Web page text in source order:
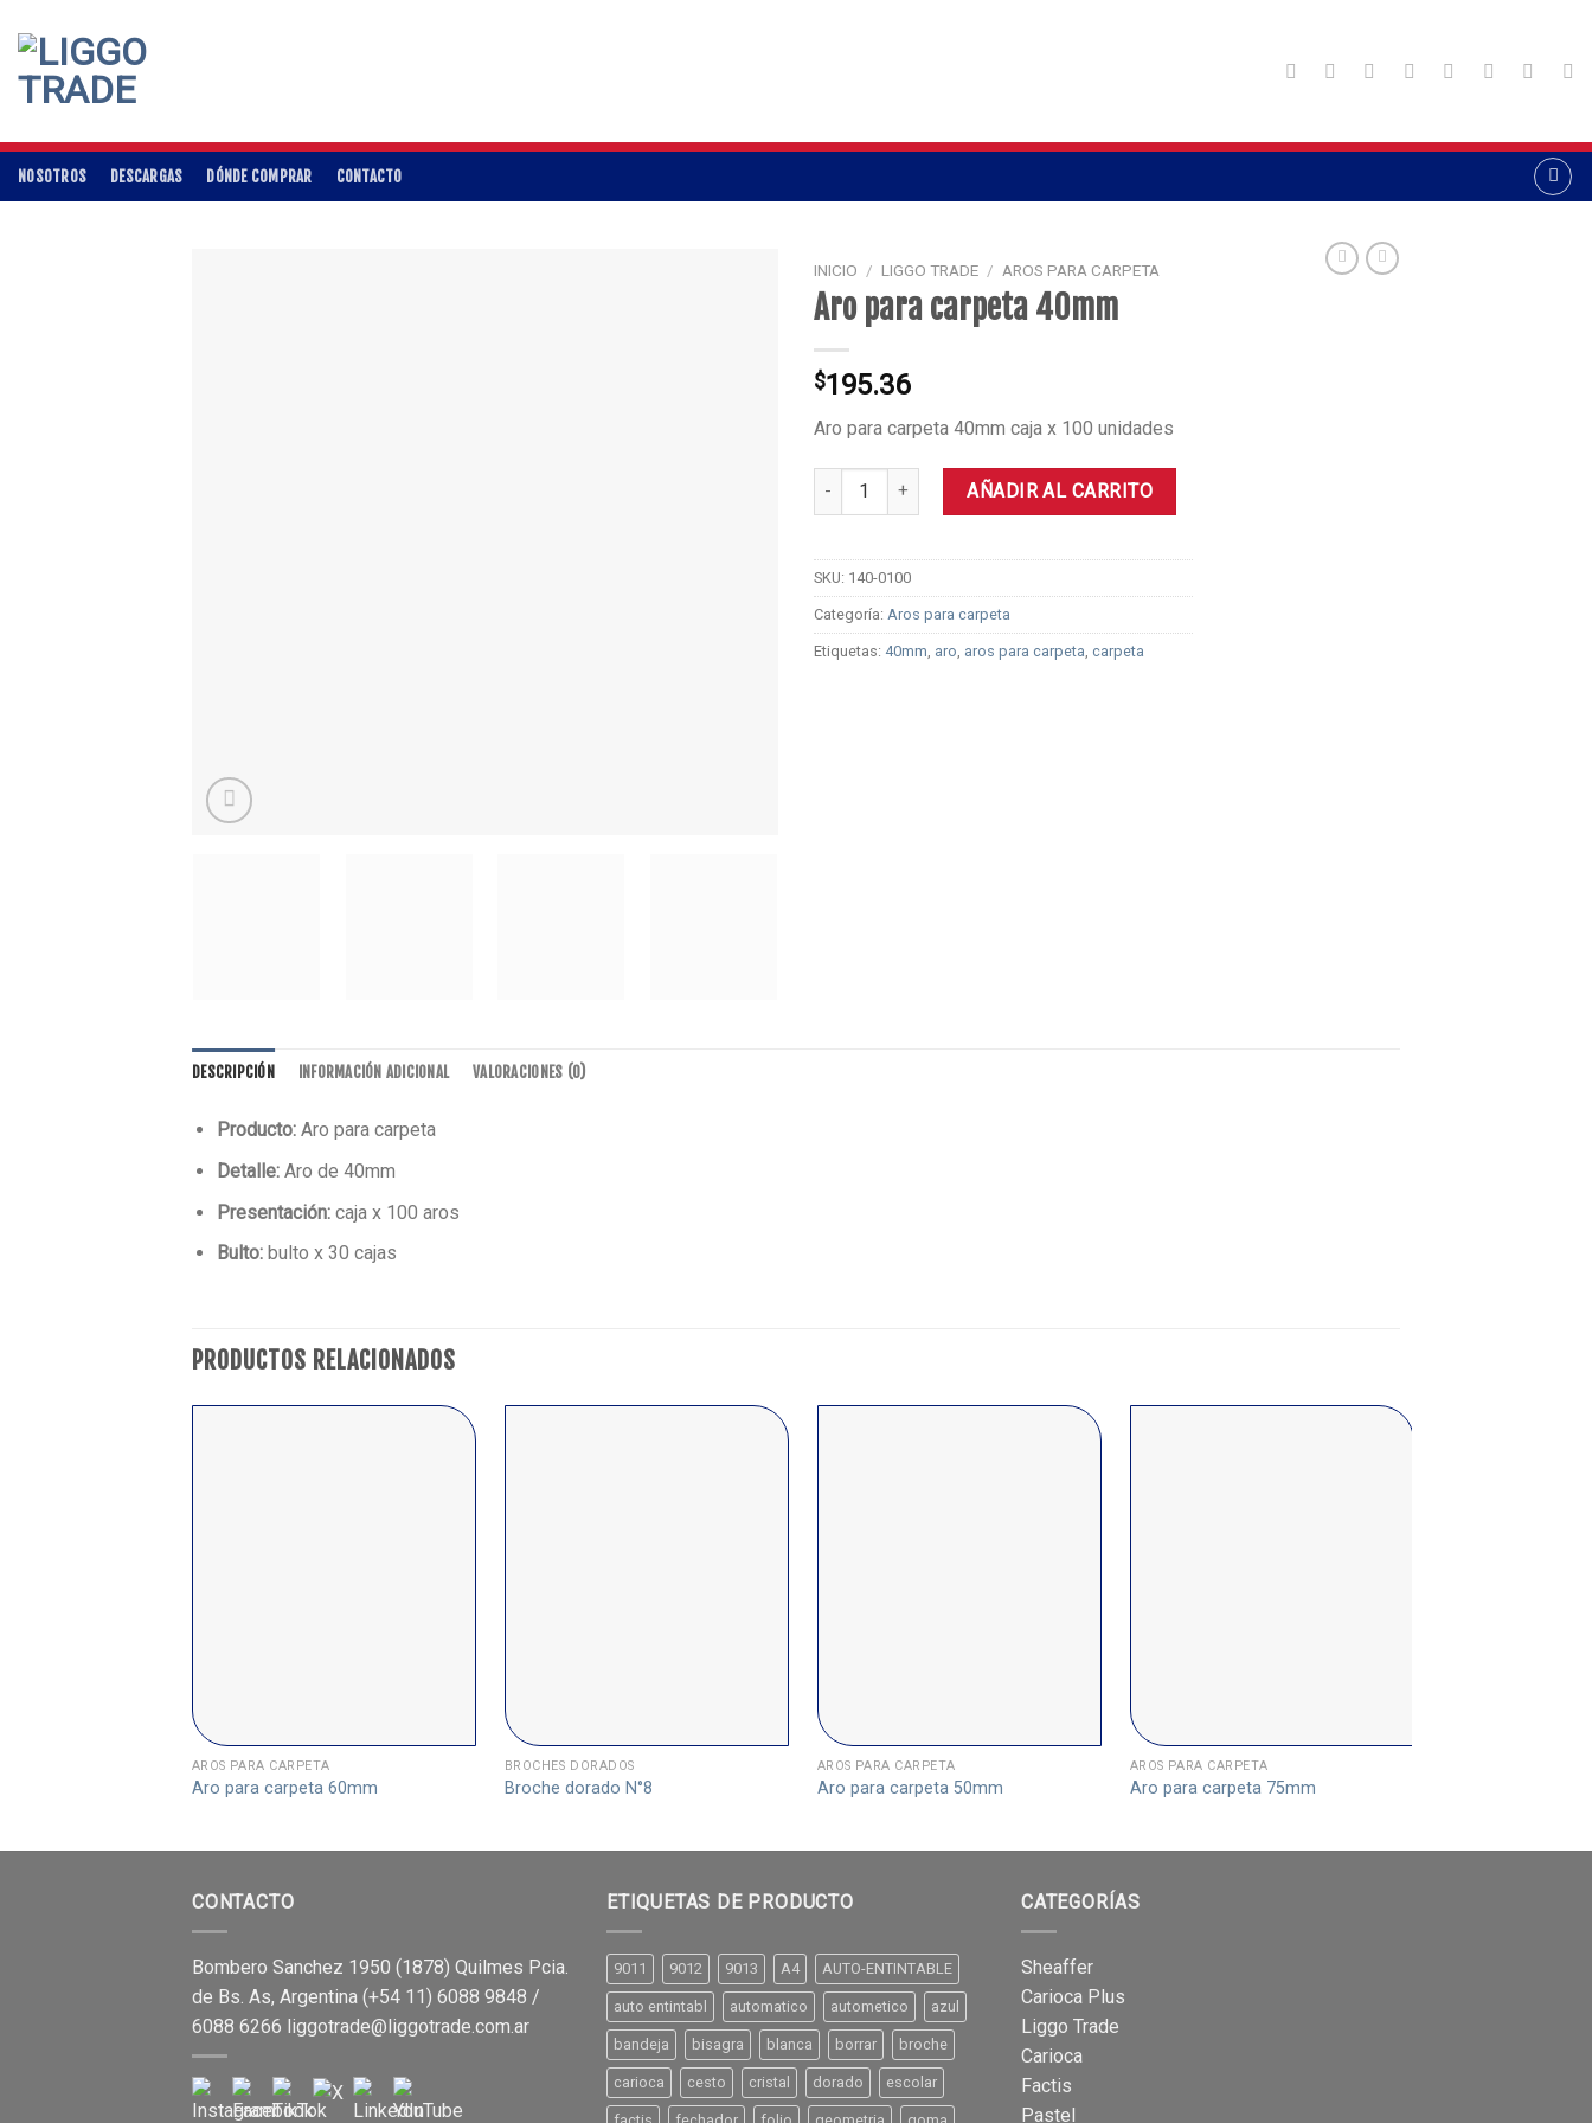
content
NOSOTROS DESCARGAS DÓNDE COMPRAR CONTACTO
INICIO / LIGGO TRADE / AROS PARA CARPETA
Aro para carpeta 40mm
$195.36
Aro para carpeta 40mm caja x 100 unidades
Aro para carpeta 40mm cantidadAÑADIR AL CARRITO
SKU: 140-0100
Categoría: Aros para carpeta
Etiquetas: 40mm aro aros para carpeta carpeta
DESCRIPCIÓN INFORMACIÓN ADICIONAL VALORACIONES (0)
Producto:Aro para carpeta
Detalle:Aro de 40mm
Presentación:caja x 100 aros
Bulto:bulto x 30 cajas
PRODUCTOS RELACIONADOS
AROS PARA CARPETA
Aro para carpeta 60mm
BROCHES DORADOS
Broche dorado N°8
AROS PARA CARPETA
Aro para carpeta 50mm
AROS PARA CARPETA
Aro para carpeta 75mm
CONTACTO
Bombero Sanchez 1950 (1878) Quilmes Pcia.
de Bs. As, Argentina (+54 11) 6088 9848 /
6088 6266 liggotrade@liggotrade.com.ar
ETIQUETAS DE PRODUCTO
9011 9012 9013 A4 AUTO-ENTINTABLE
auto entintabl automatico autometico azul
bandeja bisagra blanca borrar broche
carioca cesto cristal dorado escolar
CATEGORÍAS
Sheaffer
Carioca Plus
Liggo Trade
Carioca
Factis
Pastel